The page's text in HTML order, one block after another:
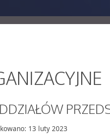
13 luty 2023